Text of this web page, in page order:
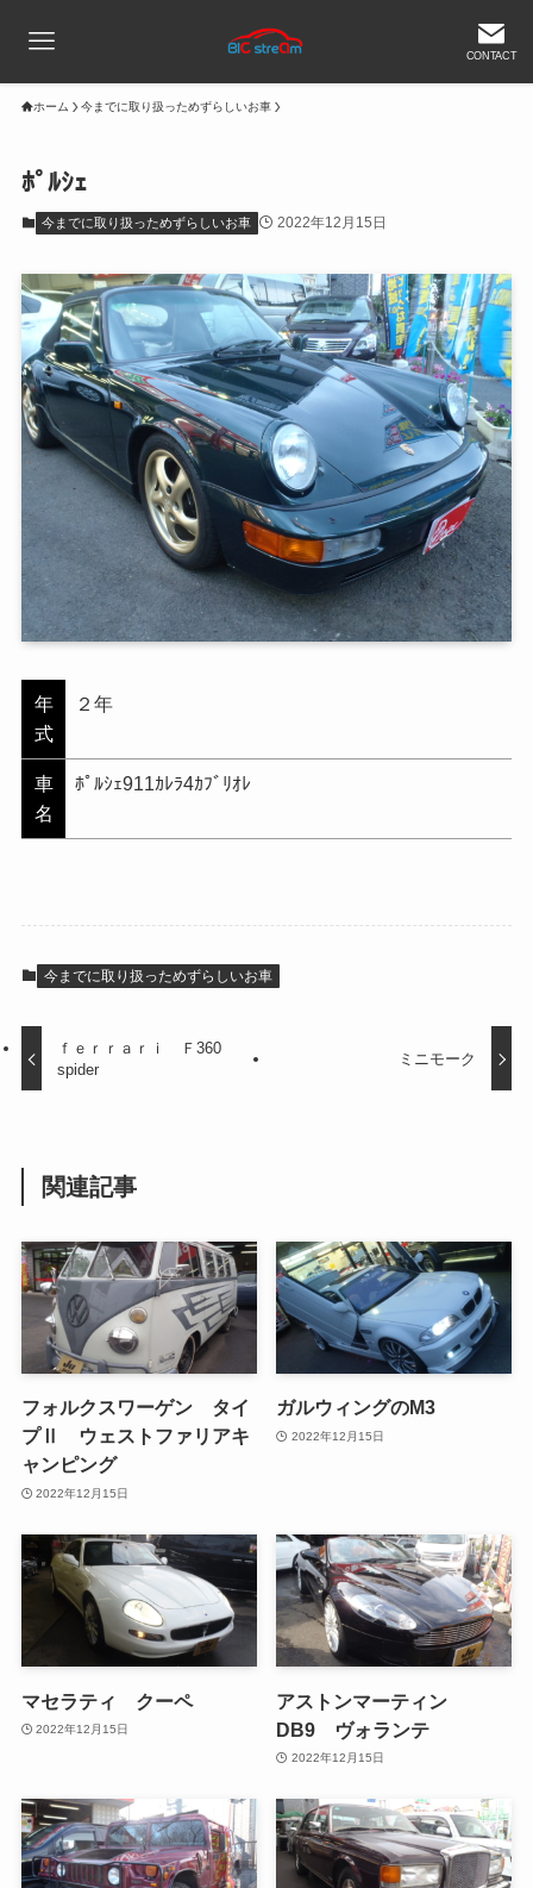
CONTACT
ホーム 今までに取り扱っためずらしいお車
ﾎﾟﾙｼｪ
今までに取り扱っためずらしいお車 2022年12月15日
年
式
２年
車
名
ﾎﾟﾙｼｪ911ｶﾚﾗ4ｶﾌﾞﾘｵﾚ
今までに取り扱っためずらしいお車
ｆｅｒｒａｒｉ Ｆ360
spider
ミニモーク
関連記事
フォルクスワーゲン タイ
プⅡ ウェストファリアキ
ャンピング
2022年12月15日
ガルウィングのM3
2022年12月15日
マセラティ クーペ
2022年12月15日
アストンマーティン
DB9 ヴォランテ
2022年12月15日